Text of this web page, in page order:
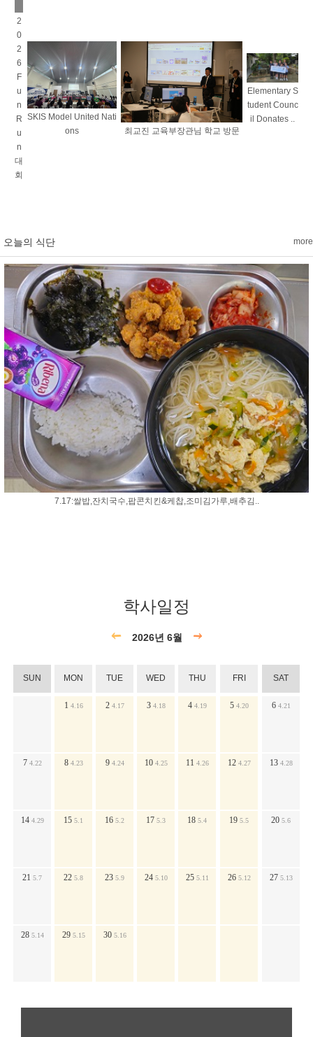
2
0
2
6
F
u
n
R
u
n
대
회
SKIS Model United Nati
ons
최교진 교육부장관님 학교 방문
Elementary S
tudent Counc
il Donates ..
오늘의 식단 more
7.17:쌀밥,잔치국수,팝콘치킨&케찹,조미김가루,배추김..
학사일정
2026년 6월
SUN MON TUE WED THU FRI SAT
1 4.16 2 4.17 3 4.18 4 4.19 5 4.20 6 4.21
7 4.22 8 4.23 9 4.24 10 4.25 11 4.26 12 4.27 13 4.28
14 4.29 15 5.1 16 5.2 17 5.3 18 5.4 19 5.5 20 5.6
21 5.7 22 5.8 23 5.9 24 5.10 25 5.11 26 5.12 27 5.13
28 5.14 29 5.15 30 5.16